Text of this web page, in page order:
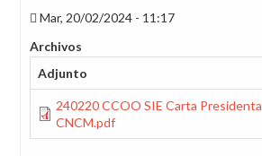
Mar, 20/02/2024 - 11:17
Archivos
Adjunto
240220 CCOO SIE Carta Presidenta
CNCM.pdf